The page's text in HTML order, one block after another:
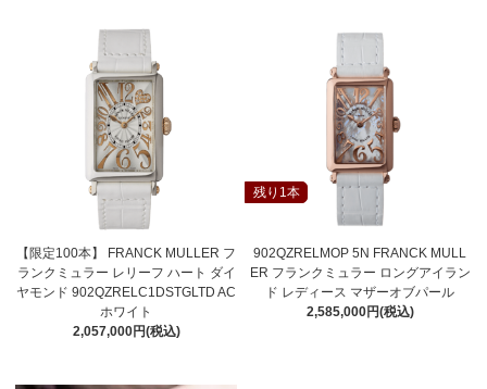
【限定100本】 FRANCK MULLER フ
ランクミュラー レリーフ ハート ダイ
ヤモンド 902QZRELC1DSTGLTD AC
ホワイト
2,057,000円(税込)
残り1本
902QZRELMOP 5N FRANCK MULL
ER フランクミュラー ロングアイラン
ド レディース マザーオブパール
2,585,000円(税込)